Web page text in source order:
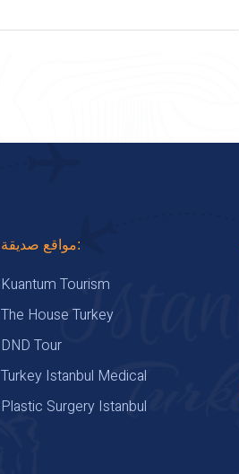
مواقع صديقة:
Kuantum Tourism
The House Turkey
DND Tour
Turkey Istanbul Medical
Plastic Surgery Istanbul